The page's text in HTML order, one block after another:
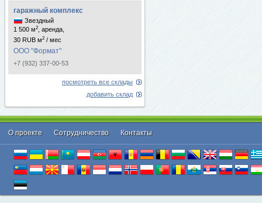
гаражный комплекс
Звездный
1 500 м2
, аренда,
30 RUB м2 / мес
ООО "Формат"
+7 (932) 337-00-53
посмотреть все склады
добавить склад
О проекте Cотрудничество Контакты